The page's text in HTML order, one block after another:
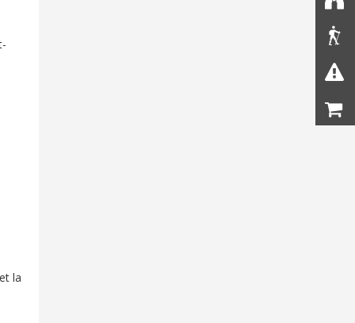
la